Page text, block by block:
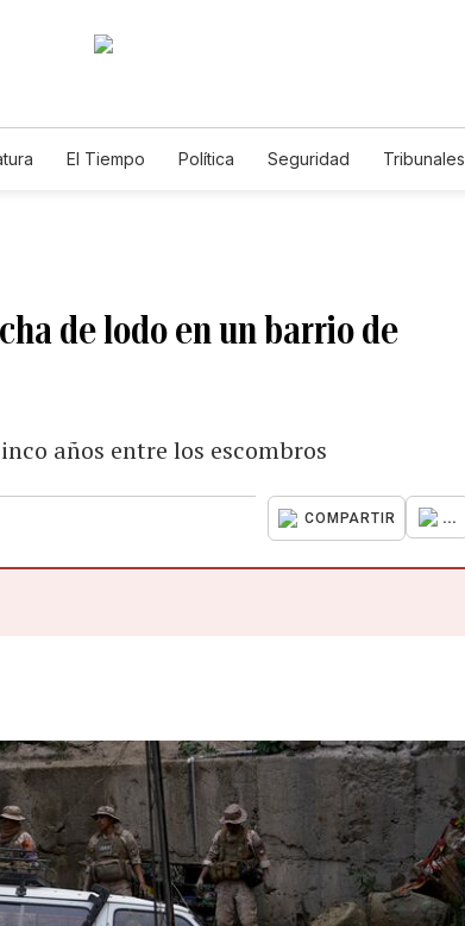
El Tiempo Política Seguridad Tribunales
de lodo en un barrio de
años entre los escombros
COMPARTIR ...